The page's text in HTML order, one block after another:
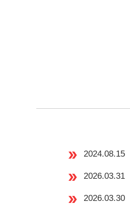
double_arrow 2024.08.15
double_arrow 2026.03.31
double_arrow 2026.03.30